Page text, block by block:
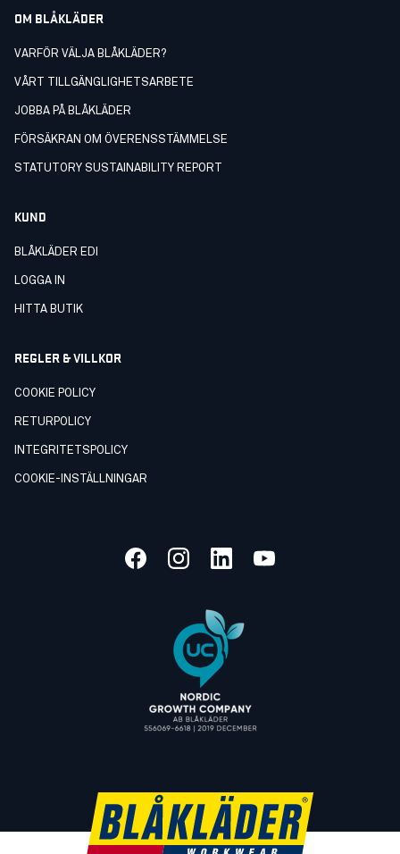
OM BLÅKLÄDER
VARFÖR VÄLJA BLÅKLÄDER?
VÅRT TILLGÄNGLIGHETSARBETE
JOBBA PÅ BLÅKLÄDER
FÖRSÄKRAN OM ÖVERENSSTÄMMELSE
STATUTORY SUSTAINABILITY REPORT
KUND
BLÅKLÄDER EDI
LOGGA IN
HITTA BUTIK
REGLER & VILLKOR
COOKIE POLICY
RETURPOLICY
INTEGRITETSPOLICY
COOKIE-INSTÄLLNINGAR